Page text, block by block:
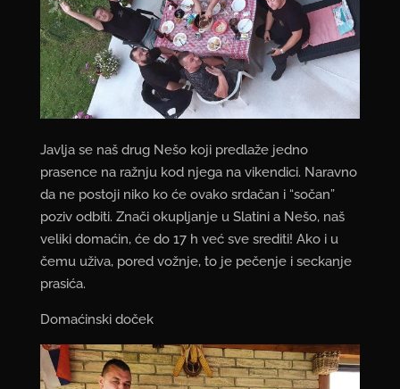
Javlja se naš drug Nešo koji predlaže jedno
prasence na ražnju kod njega na vikendici. Naravno
da ne postoji niko ko će ovako srdačan i “sočan”
poziv odbiti. Znači okupljanje u Slatini a Nešo, naš
veliki domaćin, će do 17 h već sve srediti! Ako i u
čemu uživa, pored vožnje, to je pečenje i seckanje
prasića.
Domaćinski doček